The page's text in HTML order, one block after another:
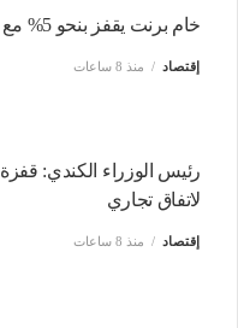
خام برنت يقفز بنحو 5% مع خطة إدارة مضيق هرمز
إقتصاد منذ 8 ساعات
رئيس الوزراء الكندي: قفزة
لاتفاق تجاري
إقتصاد منذ 8 ساعات